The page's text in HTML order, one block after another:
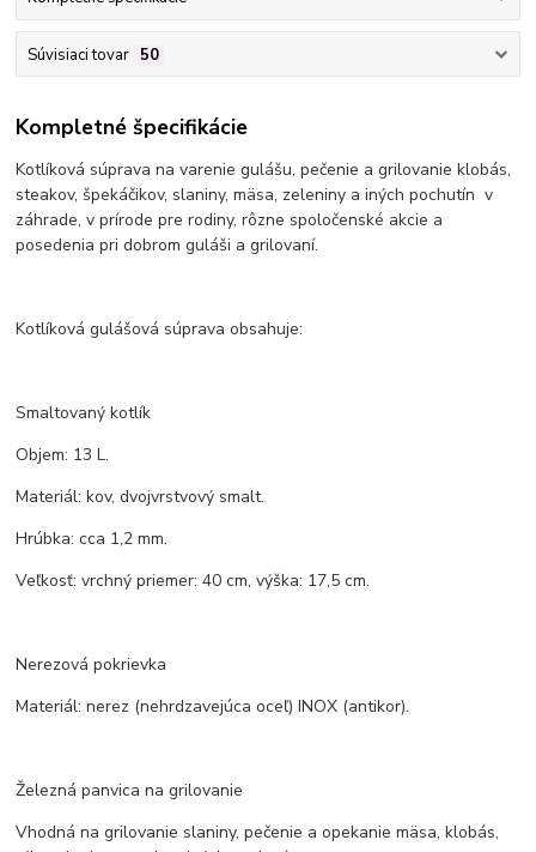
Súvisiaci tovar 50
Kompletné špecifikácie
Kotlíková súprava na varenie gulášu, pečenie a grilovanie klobás,
steakov, špekáčikov, slaniny, mäsa, zeleniny a iných pochutín v
záhrade, v prírode pre rodiny, rôzne spoločenské akcie a
posedenia pri dobrom guláši a grilovaní.
Kotlíková gulášová súprava obsahuje:
Smaltovaný kotlík
Objem: 13 L.
Materiál: kov, dvojvrstvový smalt.
Hrúbka: cca 1,2 mm.
Veľkosť: vrchný priemer: 40 cm, výška: 17,5 cm.
Nerezová pokrievka
Materiál: nerez (nehrdzavejúca oceľ) INOX (antikor).
Železná panvica na grilovanie
Vhodná na grilovanie slaniny, pečenie a opekanie mäsa, klobás,